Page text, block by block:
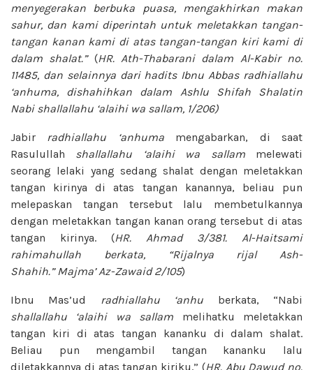
menyegerakan berbuka puasa, mengakhirkan makan
sahur, dan kami diperintah untuk meletakkan tangan-
tangan kanan kami di atas tangan-tangan kiri kami di
dalam shalat.”(HR. Ath-Thabarani dalam Al-Kabir no.
11485, dan selainnya dari hadits Ibnu Abbas radhiallahu
‘anhuma, dishahihkan dalam Ashlu Shifah Shalatin
Nabi shallallahu ‘alaihi wa sallam, 1/206)
Jabir radhiallahu ‘anhumamengabarkan, di saat
Rasulullah shallallahu ‘alaihi wa sallammelewati
seorang lelaki yang sedang shalat dengan meletakkan
tangan kirinya di atas tangan kanannya, beliau pun
melepaskan tangan tersebut lalu membetulkannya
dengan meletakkan tangan kanan orang tersebut di atas
tangan kirinya. (HR. Ahmad 3/381. Al-Haitsami
rahimahullah berkata, “Rijalnya rijal Ash-
Shahih.” Majma’ Az-Zawaid 2/105)
Ibnu Mas’ud radhiallahu ‘anhu berkata, “Nabi
shallallahu ‘alaihi wa sallam melihatku meletakkan
tangan kiri di atas tangan kananku di dalam shalat.
Beliau pun mengambil tangan kananku lalu
diletakkannya di atas tangan kiriku.” (HR. Abu Dawud no.